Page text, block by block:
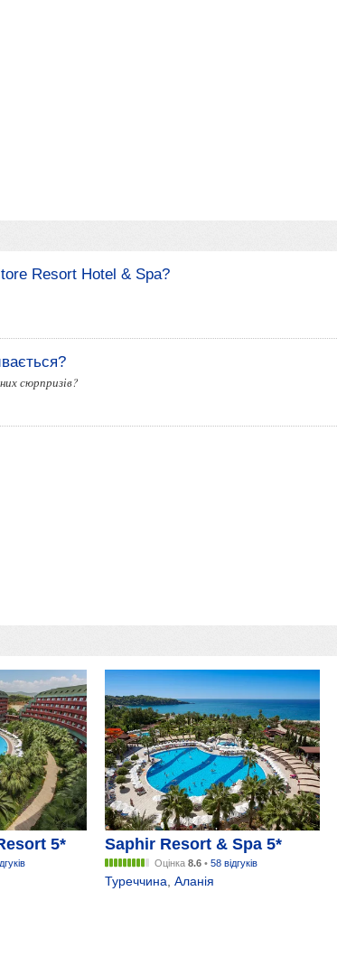
Resort Hotel & Spa?
сюрпризів?
5* Saphir Resort & Spa 5*
Оцінка8.6 •58 відгуків
Туреччина ,Аланія